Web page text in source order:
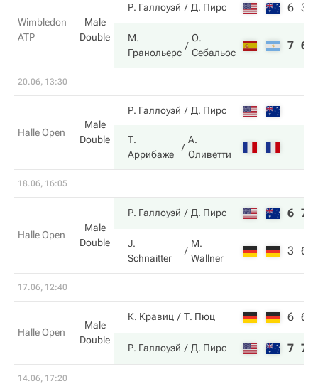
Wimbledon
ATP
Male
Double
Р. Галлоуэй Д. Пирс 6 3
М.
Гранольерс
О.
Себальос
7 6
20.06, 13:30
Halle Open
Male
Double
Р. Галлоуэй Д. Пирс
Т.
Аррибаже
А.
Оливетти
18.06, 16:05
Halle Open
Male
Double
Р. Галлоуэй Д. Пирс 6 7
J.
Schnaitter
M.
Wallner
3 6
17.06, 12:40
Halle Open
Male
Double
К. Кравиц Т. Пюц 6 6
Р. Галлоуэй Д. Пирс 7 7
14.06, 17:20